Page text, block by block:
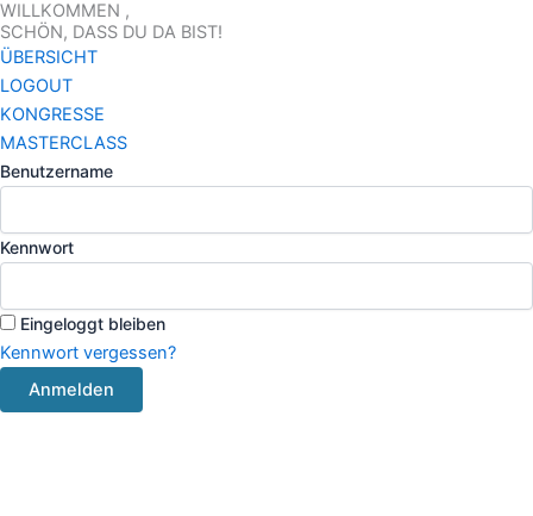
Zum
Inhalt
springen
WILLKOMMEN ,
SCHÖN, DASS DU DA BIST!
ÜBERSICHT
LOGOUT
KONGRESSE
MASTERCLASS
Benutzername
Kennwort
Eingeloggt bleiben
Kennwort vergessen?